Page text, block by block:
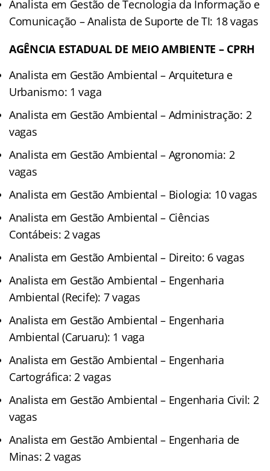
Analista em Gestão de Tecnologia da Informação e
Comunicação – Analista de Suporte de TI: 18 vagas
AGÊNCIA ESTADUAL DE MEIO AMBIENTE – CPRH
Analista em Gestão Ambiental – Arquitetura e
Urbanismo: 1 vaga
Analista em Gestão Ambiental – Administração: 2
vagas
Analista em Gestão Ambiental – Agronomia: 2
vagas
Analista em Gestão Ambiental – Biologia: 10 vagas
Analista em Gestão Ambiental – Ciências
Contábeis: 2 vagas
Analista em Gestão Ambiental – Direito: 6 vagas
Analista em Gestão Ambiental – Engenharia
Ambiental (Recife): 7 vagas
Analista em Gestão Ambiental – Engenharia
Ambiental (Caruaru): 1 vaga
Analista em Gestão Ambiental – Engenharia
Cartográfica: 2 vagas
Analista em Gestão Ambiental – Engenharia Civil: 2
vagas
Analista em Gestão Ambiental – Engenharia de
Minas: 2 vagas